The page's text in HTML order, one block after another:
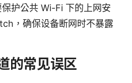
护公共 Wi-Fi 下的上网安
，确保设备断网时不暴露
的常见误区